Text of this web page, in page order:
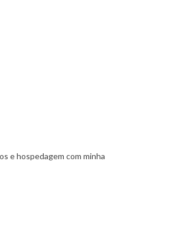
e hospedagem com minha